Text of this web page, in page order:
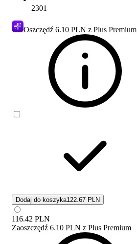
2301
Oszczędź 6.10 PLN z Plus Premium
Dodaj do koszyka122.67 PLN
116.42 PLN
Zaoszczędź 6.10 PLN z Plus Premium